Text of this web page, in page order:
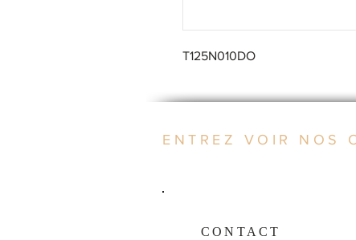
T125N010DO
ENTREZ VOIR NOS
CONTACT